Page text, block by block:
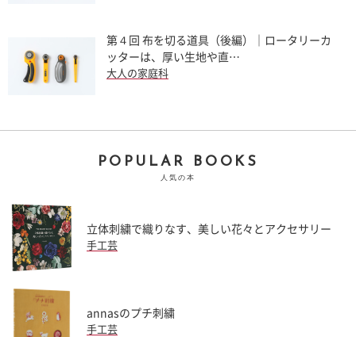
第４回 布を切る道具（後編）｜ロータリーカ
ッターは、厚い生地や直…
大人の家庭科
POPULAR BOOKS
人気の本
立体刺繍で織りなす、美しい花々とアクセサリー
手工芸
annasのプチ刺繍
手工芸